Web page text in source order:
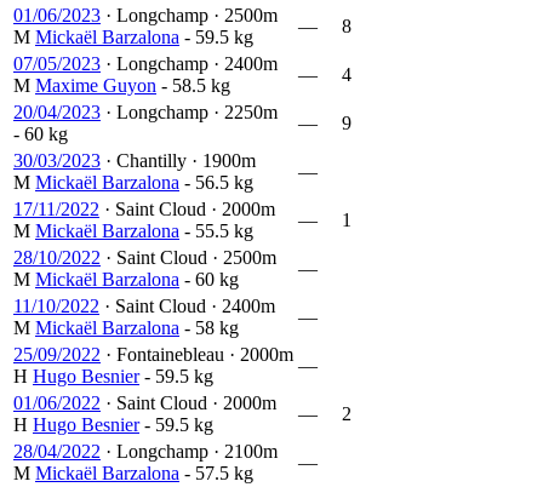
01/06/2023 · Longchamp · 2500m
M Mickaël Barzalona - 59.5 kg
—
8
07/05/2023 · Longchamp · 2400m
M Maxime Guyon - 58.5 kg
—
4
20/04/2023 · Longchamp · 2250m
- 60 kg
—
9
30/03/2023 · Chantilly · 1900m
M Mickaël Barzalona - 56.5 kg
—
17/11/2022 · Saint Cloud · 2000m
M Mickaël Barzalona - 55.5 kg
—
1
28/10/2022 · Saint Cloud · 2500m
M Mickaël Barzalona - 60 kg
—
11/10/2022 · Saint Cloud · 2400m
M Mickaël Barzalona - 58 kg
—
25/09/2022 · Fontainebleau · 2000m
H Hugo Besnier - 59.5 kg
—
01/06/2022 · Saint Cloud · 2000m
H Hugo Besnier - 59.5 kg
—
2
28/04/2022 · Longchamp · 2100m
M Mickaël Barzalona - 57.5 kg
—